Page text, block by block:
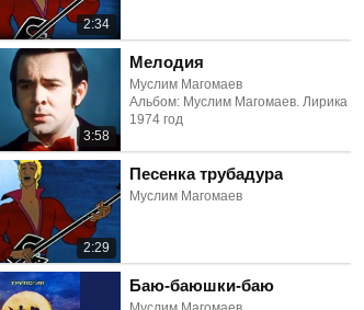
2:34
3:58
Мелодия
Муслим Магомаев
Альбом: Муслим Магомаев. Лирика
1974 год
2:29
Песенка трубадура
Муслим Магомаев
Баю-баюшки-баю